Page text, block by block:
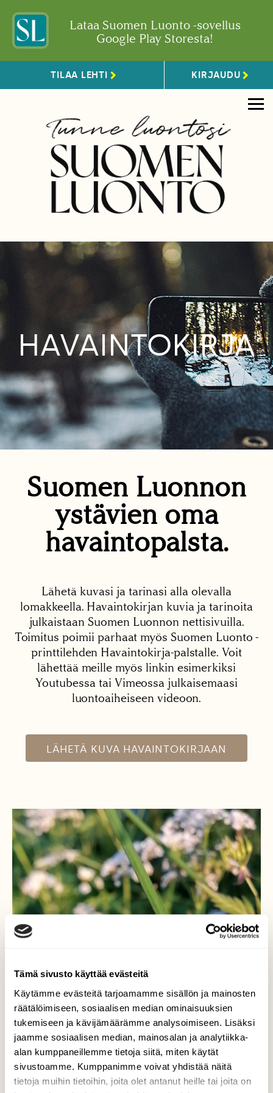
Tämä sivusto käyttää evästeitä
Käytämme evästeitä tarjoamamme sisällön ja mainosten
räätälöimiseen, sosiaalisen median ominaisuuksien
tukemiseen ja kävijämäärämme analysoimiseen. Lisäksi
jaamme sosiaalisen median, mainosalan ja analytiikka-
alan kumppaneillemme tietoja siitä, miten käytät
sivustoamme. Kumppanimme voivat yhdistää näitä
tietoja muihin tietoihin, joita olet antanut heille tai joita on
Lataa Suomen Luonto -sovellus
Google Play Storesta!
TILAA LEHTI KIRJAUDU
HAVAINTOKIRJA
Suomen Luonnon
ystävien oma
havaintopalsta.
Lähetä kuvasi ja tarinasi alla olevalla
lomakkeella. Havaintokirjan kuvia ja tarinoita
julkaistaan Suomen Luonnon nettisivuilla.
Toimitus poimii parhaat myös Suomen Luonto -
printtilehden Havaintokirja-palstalle. Voit
lähettää meille myös linkin esimerkiksi
Youtubessa tai Vimeossa julkaisemaasi
luontoaiheiseen videoon.
LÄHETÄ KUVA HAVAINTOKIRJAAN